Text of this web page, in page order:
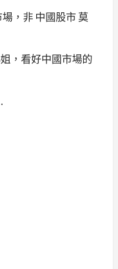
，非 中國股市 莫
，看好中國市場的